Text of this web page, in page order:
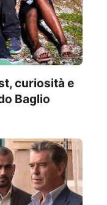
curiosità e
Baglio